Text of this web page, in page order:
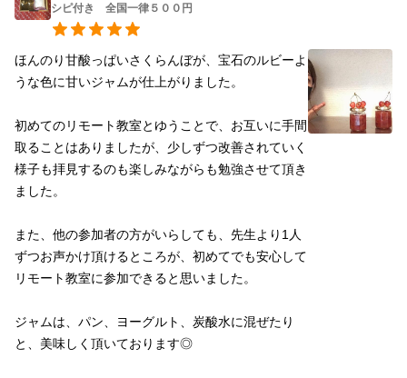
集を行います。 参加条件は以下の通りです。申し込みいただいた
場合は以下の内容をご了承したものとしてリモートジャムセット
を送付させていただきます。 ①送付されたジャムを使って5/31ま
でにジャムを作り、その完成ジャムと自分の顔が映っている写真
をメッセージに返信できること ②写真を広報用、報告用に使用す
ることを承諾していただく事（補助金事業として実施しますの
で） ③こちらの指定したサイトにアクセスして、画像を閲覧しジ
ャムを作り、改善点をモニターとしてアンケートにお答えいただ
く事 この３点です。なお、Ｚｏｏｍを利用可能な方はＺｏｏｍ可
の場合、５月３１日１４時よりZoomにてジャムづくり教室を開催
しますのでそこにご参加ください。 今回はジャム作り体験で使っ
ているグレードの加工用サクランボ１ｋサイズ ＋マルメラータの
ット ＋北海道産のサトウダイコンを使用したビートグラニュー糖
250ｇ ＋ジャムづくり体験で使用している私たちのさくらんぼジ
シピ付き 全国一律５００円
ほんのり甘酸っぱいさくらんぼが、宝石のルビーよ
うな色に甘いジャムが仕上がりました。
初めてのリモート教室とゆうことで、お互いに手間
取ることはありましたが、少しずつ改善されていく
様子も拝見するのも楽しみながらも勉強させて頂き
ました。
また、他の参加者の方がいらしても、先生より1人
ずつお声かけ頂けるところが、初めてでも安心して
リモート教室に参加できると思いました。
ジャムは、パン、ヨーグルト、炭酸水に混ぜたり
と、美味しく頂いております◎